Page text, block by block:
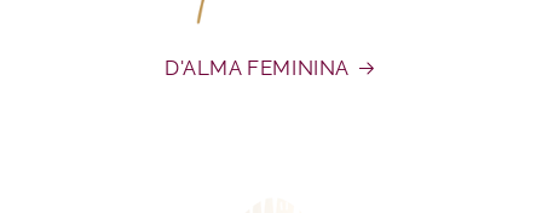
D'ALMA FEMININA